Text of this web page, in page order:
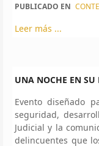
PUBLICADO EN
Leer más ...
UNA NOCHE EN SU
Evento diseñado
seguridad,
Judicial y la
delincuentes que